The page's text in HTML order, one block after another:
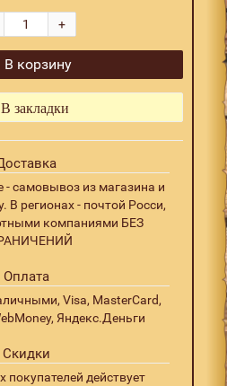
+
В корзину
В закладки
- самовывоз из магазина и
В регионах - почтой Росси,
компаниями БЕЗ
Оплата
Visa, MasterCard,
Яндекс.Деньги
Скидки
покупателей действует